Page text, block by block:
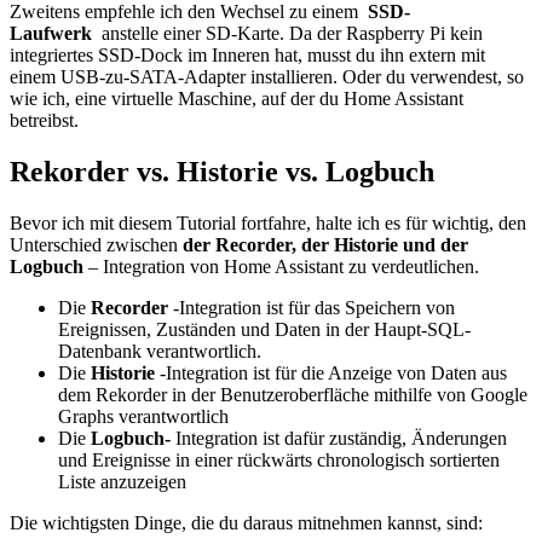
Zweitens empfehle ich den Wechsel zu einem SSD-
Laufwerk anstelle einer SD-Karte. Da der Raspberry Pi kein
integriertes SSD-Dock im Inneren hat, musst du ihn extern mit
einem USB-zu-SATA-Adapter installieren. Oder du verwendest, so
wie ich, eine virtuelle Maschine, auf der du Home Assistant
betreibst.
Rekorder vs. Historie vs. Logbuch
Bevor ich mit diesem Tutorial fortfahre, halte ich es für wichtig, den
Unterschied zwischen der Recorder, der Historie und der
Logbuch – Integration von Home Assistant zu verdeutlichen.
Die Recorder -Integration ist für das Speichern von
Ereignissen, Zuständen und Daten in der Haupt-SQL-
Datenbank verantwortlich.
Die Historie -Integration ist für die Anzeige von Daten aus
dem Rekorder in der Benutzeroberfläche mithilfe von Google
Graphs verantwortlich
Die Logbuch- Integration ist dafür zuständig, Änderungen
und Ereignisse in einer rückwärts chronologisch sortierten
Liste anzuzeigen
Die wichtigsten Dinge, die du daraus mitnehmen kannst, sind: